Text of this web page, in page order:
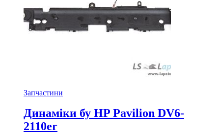
Запчастини
Динаміки бу HP Pavilion DV6-
2110er